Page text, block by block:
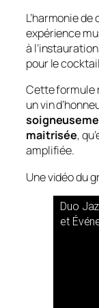
L’harmonie
expérience
à
pour le
Cette formule
un vin
maitrisée,
amplifiée.
Une vidéo du
Duo
et